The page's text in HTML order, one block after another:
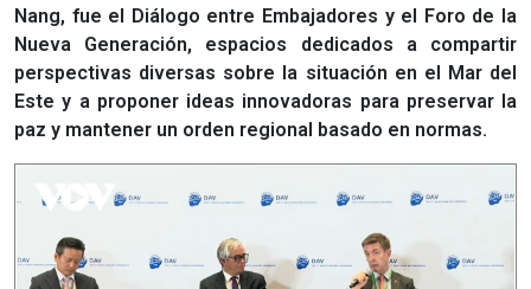
Nang, fue el Diálogo entre Embajadores y el Foro de la
Nueva Generación, espacios dedicados a compartir
perspectivas diversas sobre la situación en el Mar del
Este y a proponer ideas innovadoras para preservar la
paz y mantener un orden regional basado en normas.